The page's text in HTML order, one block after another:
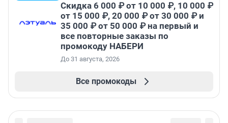
Скидка 6 000 ₽ от 10 000 ₽, 10 000 ₽
от 15 000 ₽, 20 000 ₽ от 30 000 ₽ и
35 000 ₽ от 50 000 ₽ на первый и
все повторные заказы по
промокоду НАБЕРИ
До 31 августа, 2026
Все промокоды